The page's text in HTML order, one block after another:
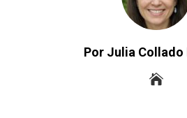
Por Julia Collado